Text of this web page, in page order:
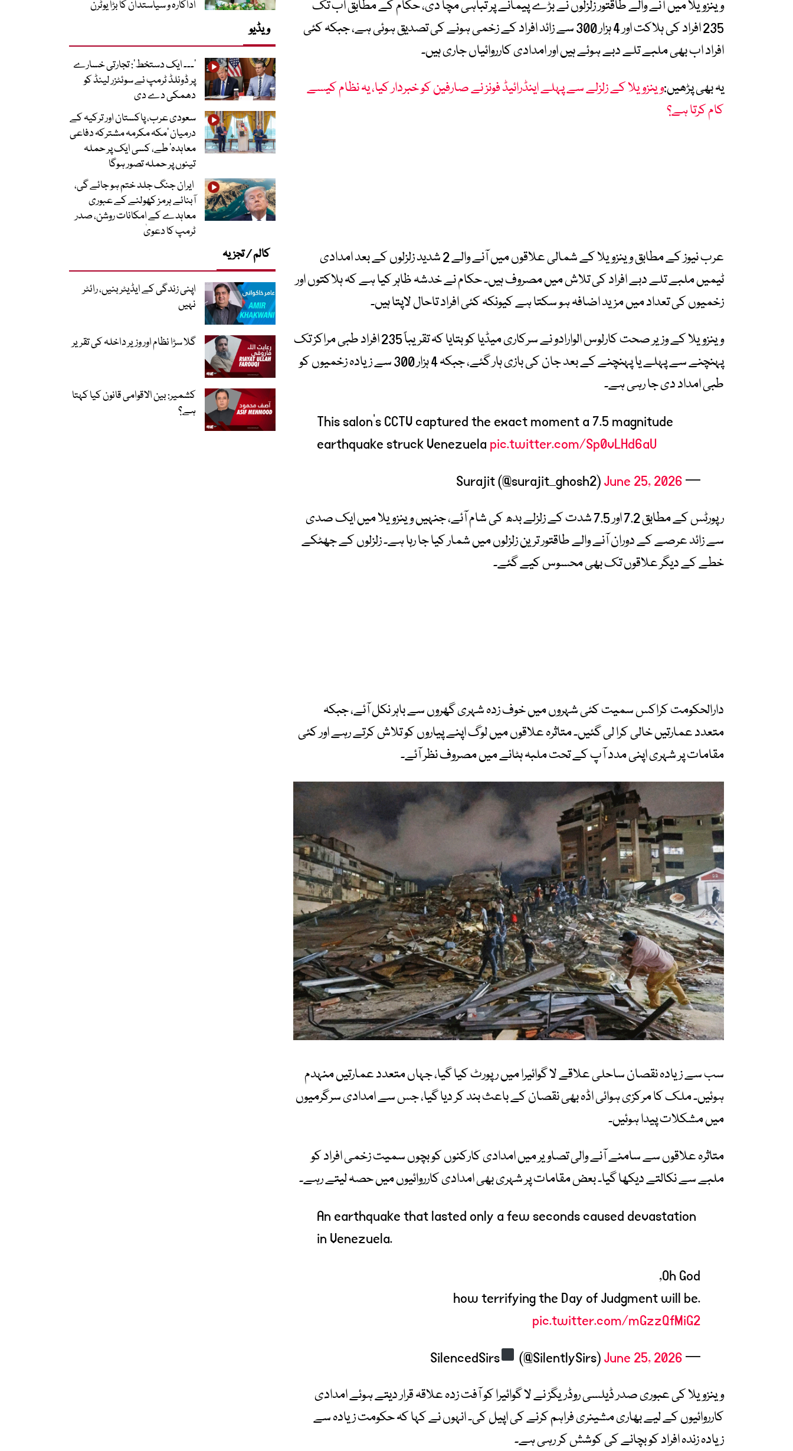
وینزویلا میں آنے والے طاقتور زلزلوں نے بڑے پیمانے پر تباہی مچا دی، حکام کے مطابق اب تک
235 افراد کی ہلاکت اور 4 ہزار 300 سے زائد افراد کے زخمی ہونے کی تصدیق ہوئی ہے، جبکہ کئی
افراد اب بھی ملبے تلے دبے ہوئے ہیں اور امدادی کارروائیاں جاری ہیں۔
یہ بھی پڑھیں:وینزویلا کے زلزلے سے پہلے اینڈرائیڈ فونز نے صارفین کو خبردار کیا، یہ نظام کیسے
کام کرتا ہے؟
عرب نیوز کے مطابق وینزویلا کے شمالی علاقوں میں آنے والے 2 شدید زلزلوں کے بعد امدادی
ٹیمیں ملبے تلے دبے افراد کی تلاش میں مصروف ہیں۔ حکام نے خدشہ ظاہر کیا ہے کہ ہلاکتوں اور
زخمیوں کی تعداد میں مزید اضافہ ہو سکتا ہے کیونکہ کئی افراد تاحال لاپتا ہیں۔
وینزویلا کے وزیر صحت کارلوس الوارادو نے سرکاری میڈیا کو بتایا کہ تقریباً 235 افراد طبی مراکز تک
پہنچنے سے پہلے یا پہنچنے کے بعد جان کی بازی ہار گئے، جبکہ 4 ہزار 300 سے زیادہ زخمیوں کو
طبی امداد دی جا رہی ہے۔
This salon's CCTV captured the exact moment a 7.5 magnitude
earthquake struck Venezuela pic.twitter.com/Sp0vLHd6aU
— Surajit (@surajit_ghosh2)
June 25, 2026
رپورٹس کے مطابق 7.2 اور 7.5 شدت کے زلزلے بدھ کی شام آئے، جنہیں وینزویلا میں ایک صدی
سے زائد عرصے کے دوران آنے والے طاقتور ترین زلزلوں میں شمار کیا جا رہا ہے۔ زلزلوں کے جھٹکے
خطے کے دیگر علاقوں تک بھی محسوس کیے گئے۔
دارالحکومت کراکس سمیت کئی شہروں میں خوف زدہ شہری گھروں سے باہر نکل آئے، جبکہ
متعدد عمارتیں خالی کرا لی گئیں۔ متاثرہ علاقوں میں لوگ اپنے پیاروں کو تلاش کرتے رہے اور کئی
مقامات پر شہری اپنی مدد آپ کے تحت ملبہ ہٹانے میں مصروف نظر آئے۔
سب سے زیادہ نقصان ساحلی علاقے لا گوائیرا میں رپورٹ کیا گیا، جہاں متعدد عمارتیں منہدم
ہوئیں۔ ملک کا مرکزی ہوائی اڈہ بھی نقصان کے باعث بند کر دیا گیا، جس سے امدادی سرگرمیوں
میں مشکلات پیدا ہوئیں۔
متاثرہ علاقوں سے سامنے آنے والی تصاویر میں امدادی کارکنوں کو بچوں سمیت زخمی افراد کو
ملبے سے نکالتے دیکھا گیا۔ بعض مقامات پر شہری بھی امدادی کارروائیوں میں حصہ لیتے رہے۔
An earthquake that lasted only a few seconds caused devastation
in Venezuela.
Oh God,
how terrifying the Day of Judgment will be.
pic.twitter.com/mGzzQfMiG2
— SilencedSirs
(@SilentlySirs)June 25, 2026
وینزویلا کی عبوری صدر ڈیلسی روڈریگز نے لا گوائیرا کو آفت زدہ علاقہ قرار دیتے ہوئے امدادی
کارروائیوں کے لیے بھاری مشینری فراہم کرنے کی اپیل کی۔ انہوں نے کہا کہ حکومت زیادہ سے
زیادہ زندہ افراد کو بچانے کی کوشش کر رہی ہے۔
اداکارہ و سیاستدان کا بڑا یوٹرن
ویڈیو
’۔۔۔ ایک دستخط‘: تجارتی خسارے
پر ڈونلڈ ٹرمپ نے سوئٹزر لینڈ کو
دھمکی دے دی
سعودی عرب، پاکستان اور ترکیہ کے
درمیان ’مکہ مکرمہ مشترکہ دفاعی
معاہدہ‘ طے، کسی ایک پر حملہ
تینوں پر حملہ تصور ہوگا
ایران جنگ جلد ختم ہو جائے گی،
آبنائے ہرمز کھولنے کے عبوری
معاہدے کے امکانات روشن، صدر
ٹرمپ کا دعویٰ
کالم / تجزیہ
اپنی زندگی کے ایڈیٹر بنیں، رائٹر
نہیں
گلا سڑا نظام اور وزیر داخلہ کی تقریر
کشمیر: بین الاقوامی قانون کیا کہتا
ہے؟